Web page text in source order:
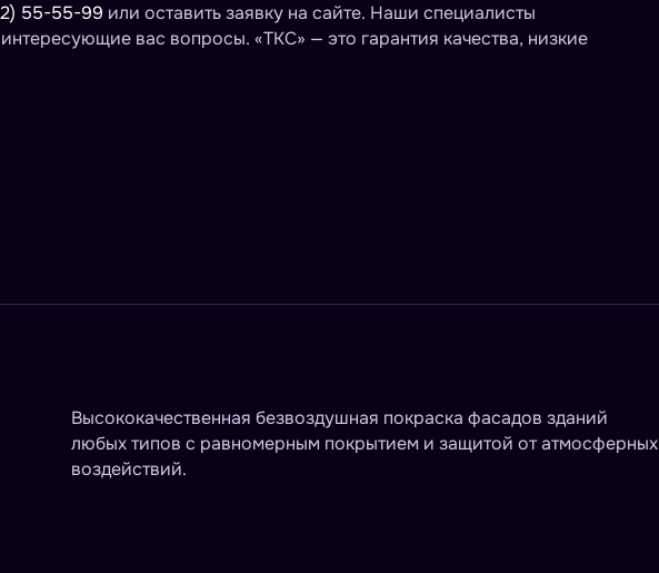
55-55-99 или оставить заявку на сайте. Наши специалисты
вас вопросы. «ТКС» — это гарантия качества, низкие
Высококачественная безвоздушная покраска фасадов зданий
любых типов с равномерным покрытием и защитой от атмосферных
воздействий.